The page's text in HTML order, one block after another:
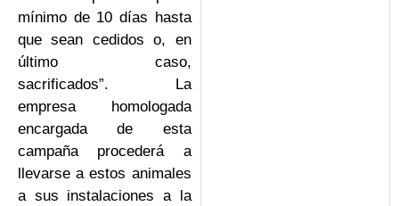
mínimo de 10 días hasta
que sean cedidos o, en
último caso,
sacrificados”. La
empresa homologada
encargada de esta
campaña procederá a
llevarse a estos animales
a sus instalaciones a la